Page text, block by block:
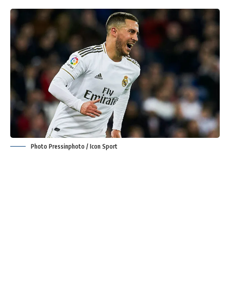
Photo Pressinphoto / Icon Sport